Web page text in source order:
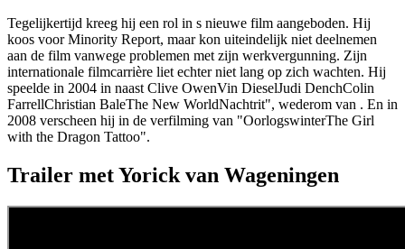
Tegelijkertijd kreeg hij een rol in s nieuwe film aangeboden. Hij
koos voor Minority Report, maar kon uiteindelijk niet deelnemen
aan de film vanwege problemen met zijn werkvergunning. Zijn
internationale filmcarrière liet echter niet lang op zich wachten. Hij
speelde in 2004 in naast Clive OwenVin DieselJudi DenchColin
FarrellChristian BaleThe New WorldNachtrit", wederom van . En in
2008 verscheen hij in de verfilming van "OorlogswinterThe Girl
with the Dragon Tattoo".
Trailer met Yorick van Wageningen